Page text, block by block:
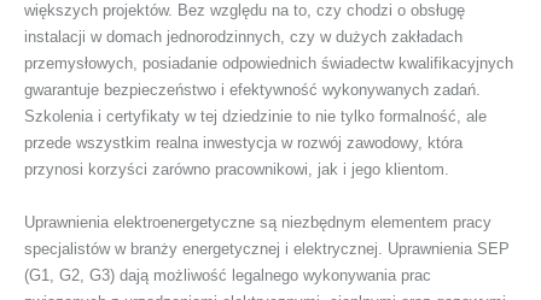
większych projektów. Bez względu na to, czy chodzi o obsługę
instalacji w domach jednorodzinnych, czy w dużych zakładach
przemysłowych, posiadanie odpowiednich świadectw kwalifikacyjnych
gwarantuje bezpieczeństwo i efektywność wykonywanych zadań.
Szkolenia i certyfikaty w tej dziedzinie to nie tylko formalność, ale
przede wszystkim realna inwestycja w rozwój zawodowy, która
przynosi korzyści zarówno pracownikowi, jak i jego klientom.
Uprawnienia elektroenergetyczne są niezbędnym elementem pracy
specjalistów w branży energetycznej i elektrycznej. Uprawnienia SEP
(G1, G2, G3) dają możliwość legalnego wykonywania prac